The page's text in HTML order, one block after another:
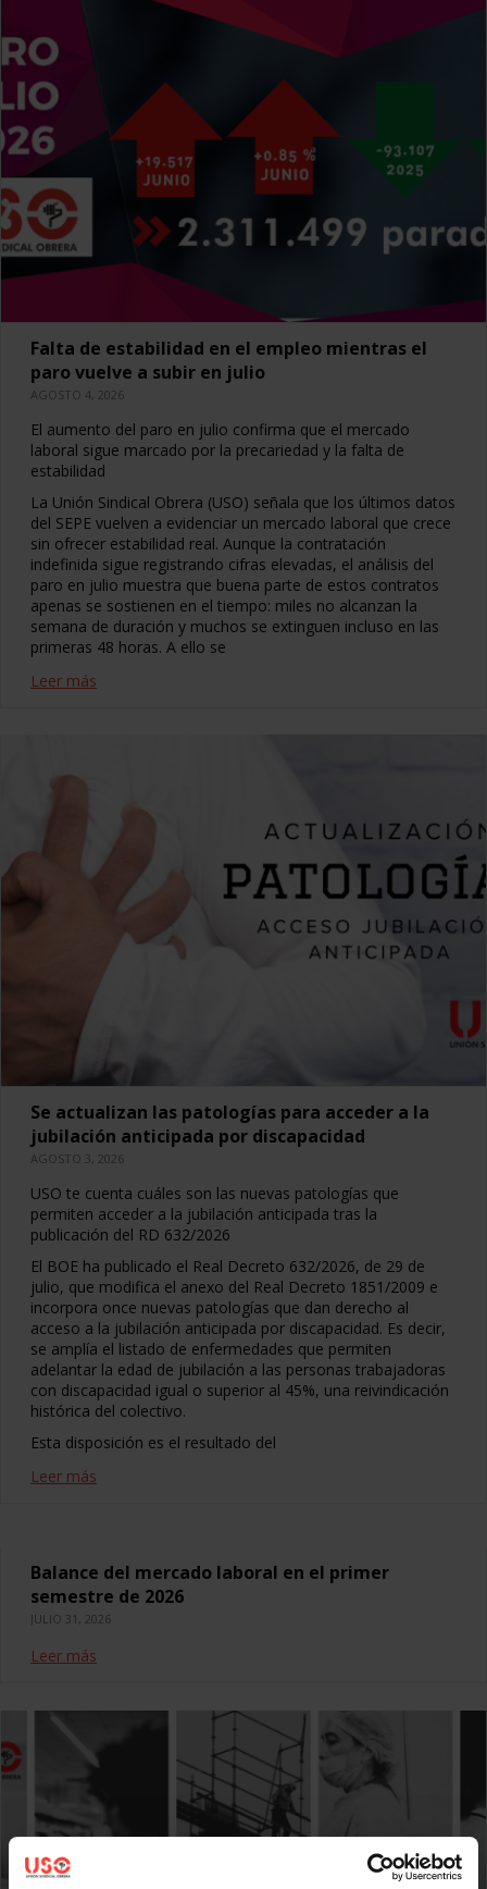
Falta de estabilidad en el empleo mientras el
paro vuelve a subir en julio
AGOSTO 4, 2026
El aumento del paro en julio confirma que el mercado
laboral sigue marcado por la precariedad y la falta de
estabilidad
La Unión Sindical Obrera (USO) señala que los últimos datos
del SEPE vuelven a evidenciar un mercado laboral que crece
sin ofrecer estabilidad real. Aunque la contratación
indefinida sigue registrando cifras elevadas, el análisis del
paro en julio muestra que buena parte de estos contratos
apenas se sostienen en el tiempo: miles no alcanzan la
semana de duración y muchos se extinguen incluso en las
primeras 48 horas. A ello se
Leer más
Se actualizan las patologías para acceder a la
jubilación anticipada por discapacidad
AGOSTO 3, 2026
USO te cuenta cuáles son las nuevas patologías que
permiten acceder a la jubilación anticipada tras la
publicación del RD 632/2026
El BOE ha publicado el Real Decreto 632/2026, de 29 de
julio, que modifica el anexo del Real Decreto 1851/2009 e
incorpora once nuevas patologías que dan derecho al
acceso a la jubilación anticipada por discapacidad. Es decir,
se amplía el listado de enfermedades que permiten
adelantar la edad de jubilación a las personas trabajadoras
con discapacidad igual o superior al 45%, una reivindicación
histórica del colectivo.
Esta disposición es el resultado del
Leer más
Balance del mercado laboral en el primer
semestre de 2026
JULIO 31, 2026
Leer más